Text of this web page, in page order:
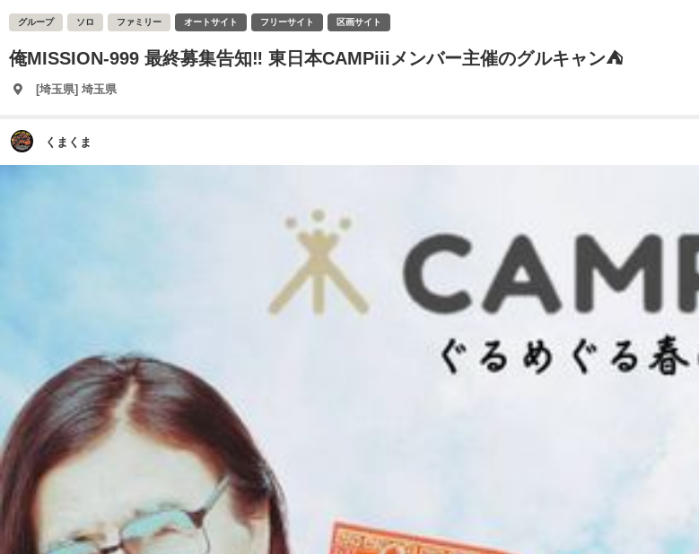
グループ ソロ ファミリー オートサイト フリーサイト 区画サイト
俺MISSION-999 最終募集告知‼️ 東日本CAMPiiiメンバー主催のグルキャン⛺
[埼玉県] 埼玉県
くまくま